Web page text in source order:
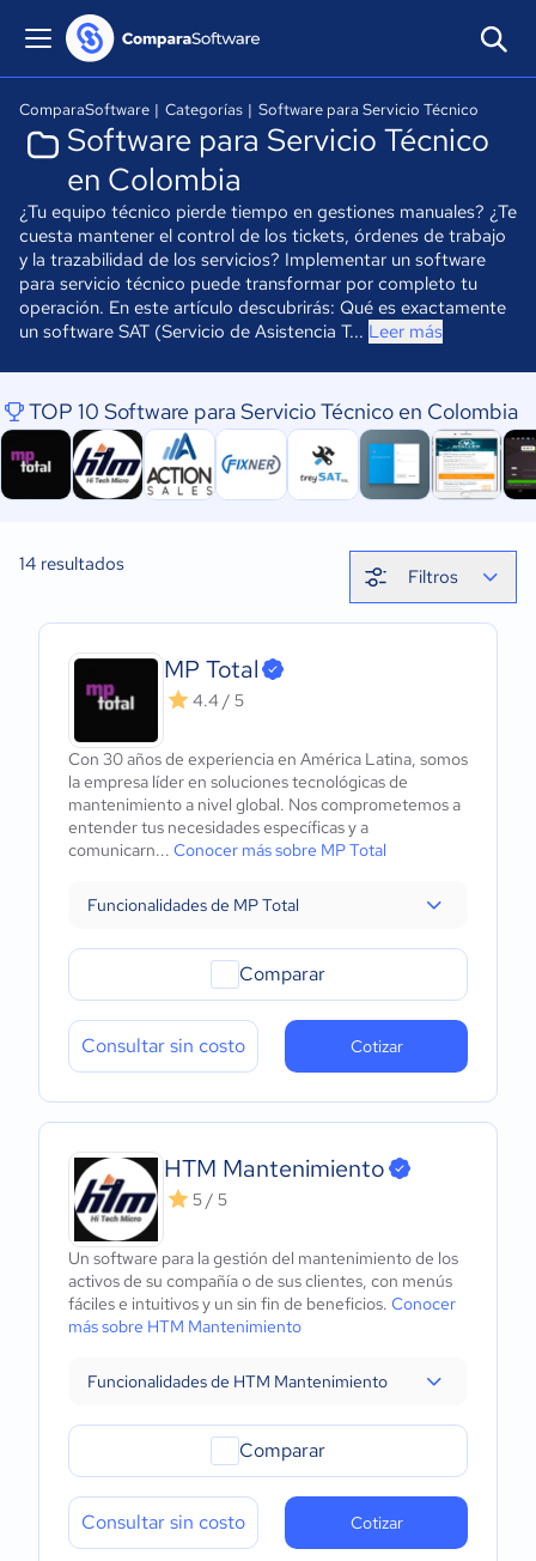
ComparaSoftware | Categorías | Software para Servicio Técnico
Software para Servicio Técnico
en Colombia
¿Tu equipo técnico pierde tiempo en gestiones manuales? ¿Te
cuesta mantener el control de los tickets, órdenes de trabajo
y la trazabilidad de los servicios? Implementar un software
para servicio técnico puede transformar por completo tu
operación. En este artículo descubrirás: Qué es exactamente
un software SAT (Servicio de Asistencia T... Leer más
TOP 10 Software para Servicio Técnico en Colombia
14 resultados
Filtros
MP Total
4.4 / 5
Con 30 años de experiencia en América Latina, somos
la empresa líder en soluciones tecnológicas de
mantenimiento a nivel global. Nos comprometemos a
entender tus necesidades específicas y a
comunicarn... Conocer más sobre MP Total
Funcionalidades de MP Total
Comparar
Consultar sin costo Cotizar
HTM Mantenimiento
5 / 5
Un software para la gestión del mantenimiento de los
activos de su compañía o de sus clientes, con menús
fáciles e intuitivos y un sin fin de beneficios. Conocer
más sobre HTM Mantenimiento
Funcionalidades de HTM Mantenimiento
Comparar
Consultar sin costo Cotizar